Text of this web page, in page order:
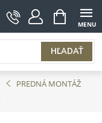
HĽADAŤ
NÁKUPNÝ
KOŠÍK
PREDNÁ MONTÁŽ